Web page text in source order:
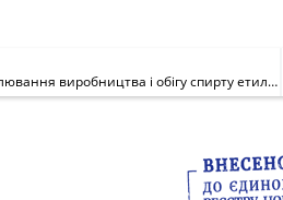
Про внесення змін до Порядку застосування фінансових санкцій, передбачених статтею 17 Закону України "Про державне регулювання виробництва і обігу спирту етилового, коньячного і плодового, алкогольних напоїв та тютюнових виробів"